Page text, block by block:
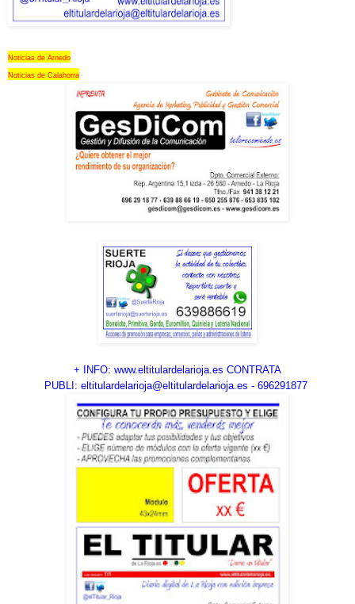
Noticias de Arnedo
Noticias de Calahorra
+ INFO: www.eltitulardelarioja.es CONTRATA
PUBLI: eltitulardelarioja@eltitulardelarioja.es - 696291877